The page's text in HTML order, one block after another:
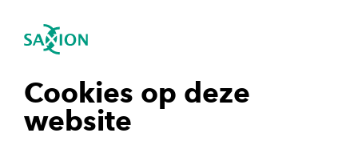
Cookies op deze
website
Navigatie openen
tonen
tonen
sluiten
HBO-Rechten
Subnavigatie tonen
Studie-inhoud
Gedurende de eerste 2,5 jaar van de studie hbo
Recht deeltijd volg je modulen die een basis
leggen binnen verschillende rechtsgebieden. Je